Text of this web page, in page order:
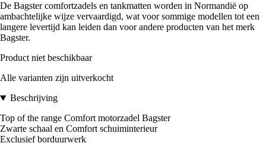
De Bagster comfortzadels en tankmatten worden in Normandië op
ambachtelijke wijze vervaardigd, wat voor sommige modellen tot een
langere levertijd kan leiden dan voor andere producten van het merk
Bagster.
Product niet beschikbaar
Alle varianten zijn uitverkocht
Beschrijving
Top of the range Comfort motorzadel Bagster
Zwarte schaal en Comfort schuiminterieur
Exclusief borduurwerk